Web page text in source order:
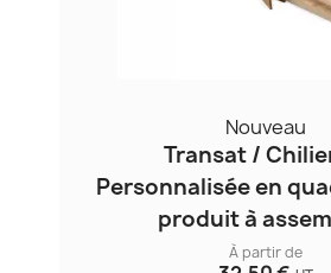
Nouveau
Transat /
Personnalisée en
produit à
À partir de